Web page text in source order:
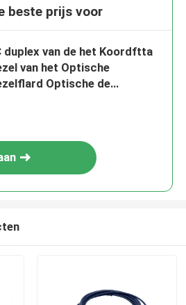
beste prijs voor
duplex van de het Koordftta
van het Optische
Optische de